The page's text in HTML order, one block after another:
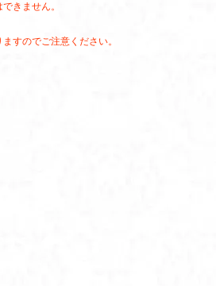
きません。
すのでご注意ください。